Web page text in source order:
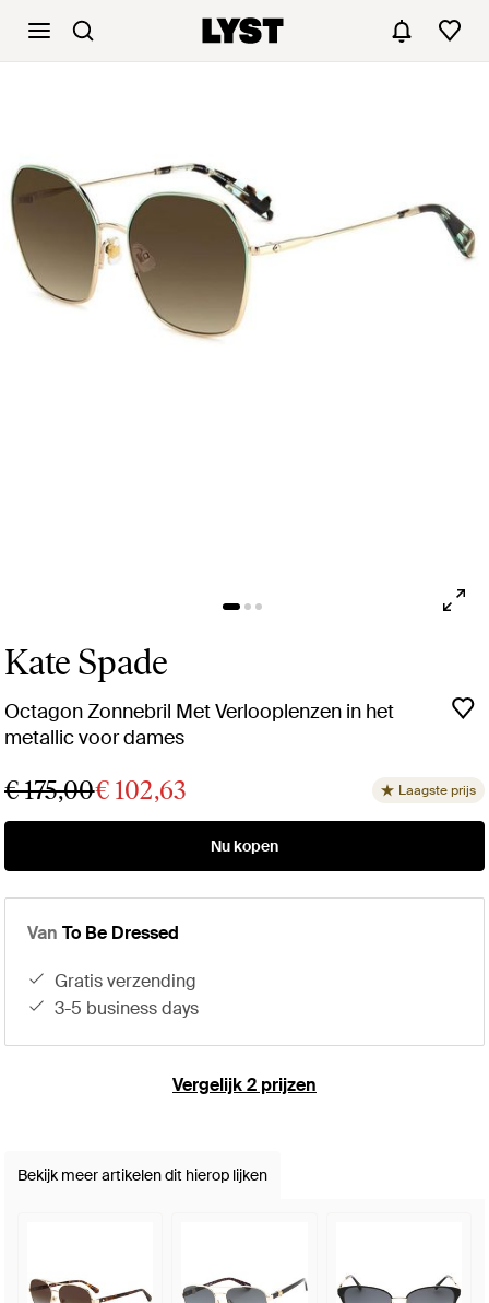
Kate Spade
Octagon Zonnebril Met Verlooplenzen in het
metallic voor dames
€ 175,00€ 102,63 Laagste prijs
Nu kopen
Van To Be Dressed
gratis verzending
3-5 business days
Vergelijk 2 prijzen
Bekijk meer artikelen dit hierop lijken